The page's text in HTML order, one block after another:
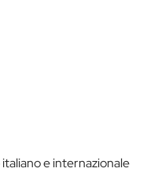
e internazionale